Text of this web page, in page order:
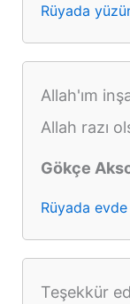
Rüyada
Allah'ım
Allah razı
Gökçe
Rüyada
Teşekkür